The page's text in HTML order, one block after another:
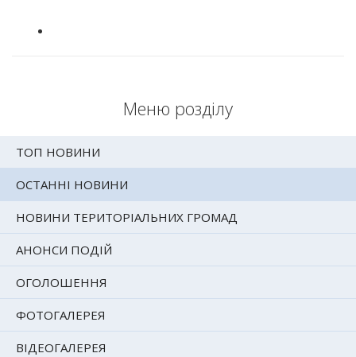
Меню розділу
ТОП НОВИНИ
ОСТАННІ НОВИНИ
НОВИНИ ТЕРИТОРІАЛЬНИХ ГРОМАД
АНОНСИ ПОДІЙ
ОГОЛОШЕННЯ
ФОТОГАЛЕРЕЯ
ВІДЕОГАЛЕРЕЯ